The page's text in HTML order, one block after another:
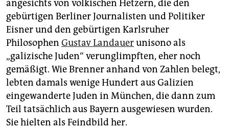
angesichts von völkischen Hetzern, die den
gebürtigen Berliner Journalisten und Politiker
Eisner und den gebürtigen Karlsruher
Philosophen Gustav Landauerunisono als
„galizische Juden“ verunglimpften, eher noch
gemäßigt. Wie Brenner anhand von Zahlen belegt,
lebten damals wenige Hundert aus Galizien
eingewanderte Juden in München, die dann zum
Teil tatsächlich aus Bayern ausgewiesen wurden.
Sie hielten als Feindbild her.